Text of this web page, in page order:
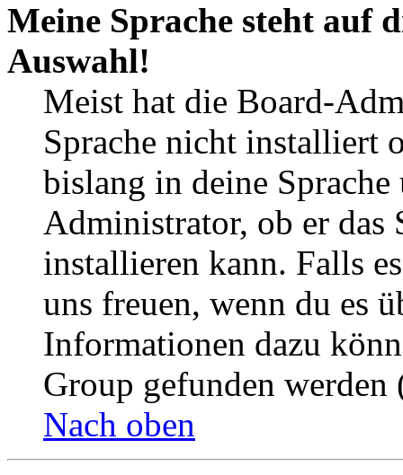
Meine Sprache steht auf
Auswahl!
Meist hat die Board-
Sprache nicht installiert
bislang in deine
Administrator, ob er das
installieren kann. Falls
uns freuen, wenn du es
Informationen dazu
Group gefunden
Nach oben